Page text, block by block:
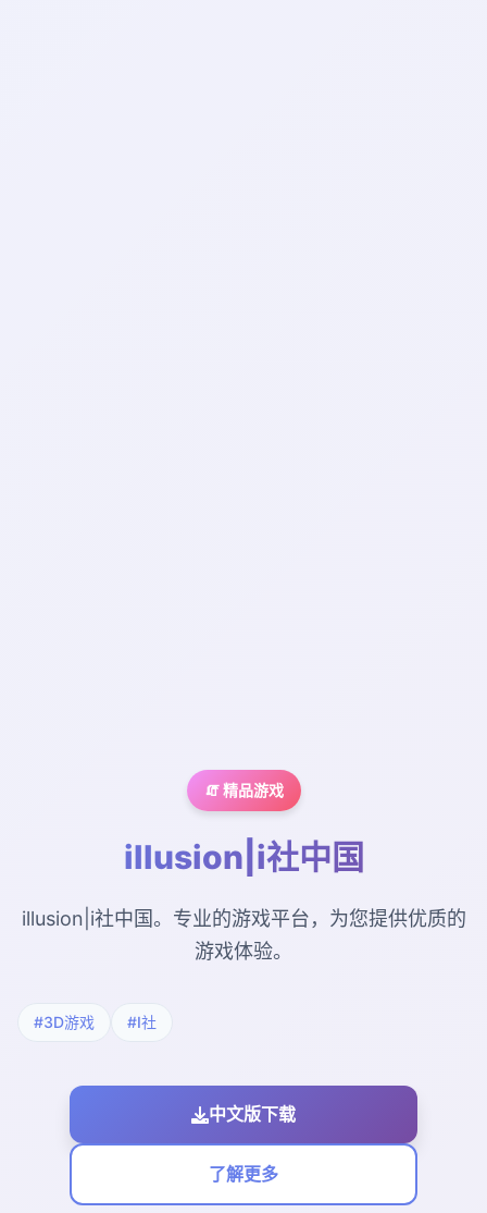
🧯 精品游戏
illusion|i社中国
illusion|i社中国。专业的游戏平台，为您提供优质的
游戏体验。
#3D游戏 #I社
中文版下载
了解更多